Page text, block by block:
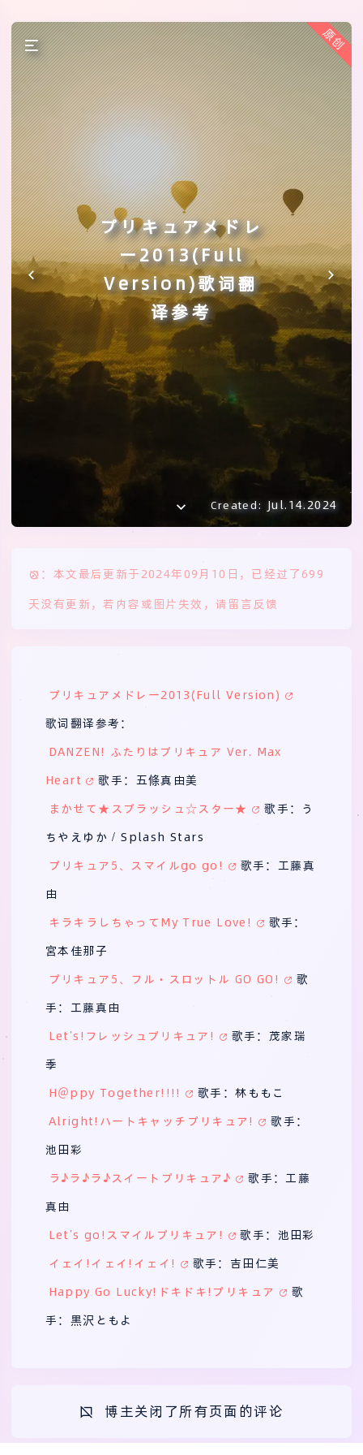
プリキュアメドレ
ー2013(Full
Version)歌词翻
译参考
原创
Created: Jul.14.2024
：本文最后更新于2024年09月10日，已经过了699
天没有更新，若内容或图片失效，请留言反馈
プリキュアメドレー2013(Full Version)
歌词翻译参考：
DANZEN! ふたりはプリキュア Ver. Max
Heart
歌手：五條真由美
まかせて★スプラッシュ☆スター★
歌手：う
ちやえゆか / Splash Stars
プリキュア5、スマイルgo go!
歌手：工藤真
由
キラキラしちゃってMy True Love!
歌手：
宮本佳那子
プリキュア5、フル・スロットル GO GO!
歌
手：工藤真由
Let’s!フレッシュプリキュア!
歌手：茂家瑞
季
H＠ppy Together!!!!
歌手：林ももこ
Alright!ハートキャッチプリキュア!
歌手：
池田彩
ラ♪ラ♪ラ♪スイートプリキュア♪
歌手：工藤
真由
Let’s go!スマイルプリキュア!
歌手：池田彩
イェイ!イェイ!イェイ!
歌手：吉田仁美
Happy Go Lucky!ドキドキ!プリキュア
歌
手：黒沢ともよ
博主关闭了所有页面的评论